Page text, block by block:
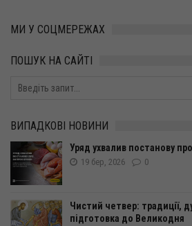
МИ У СОЦМЕРЕЖАХ
ПОШУК НА САЙТІ
ВИПАДКОВІ НОВИНИ
Уряд ухвалив постанову
19 бер, 2026 0
Чистий четвер: традиції,
підготовка до Великодня